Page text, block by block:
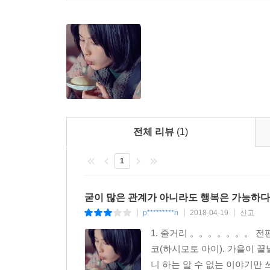
전체 리뷰 (1)
1
굳이 많은 관계가 아니라도 행복은 가능하다
p*********n 2018-04-19 신고
1. 줄거리 。。。。。。。​ 전
코(하시모토 아이). 가을이
니 하는 알 수 없는 이야기만